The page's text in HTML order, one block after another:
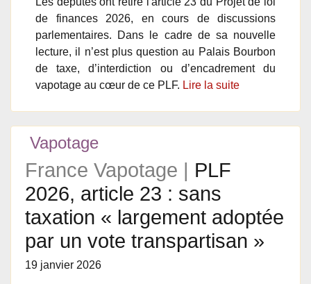
de finances 2026, en cours de discussions
parlementaires. Dans le cadre de sa nouvelle
lecture, il n’est plus question au Palais Bourbon
de taxe, d’interdiction ou d’encadrement du
vapotage au cœur de ce PLF. Lire la suite
Vapotage
France Vapotage | PLF
2026, article 23 : sans
taxation « largement adoptée
par un vote transpartisan »
19 janvier 2026